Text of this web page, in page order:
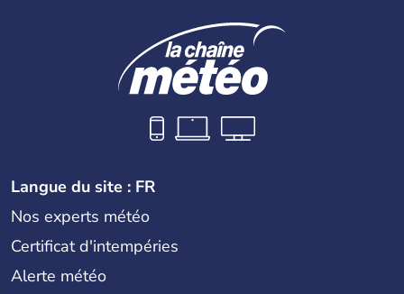
Langue du site : FR
Nos experts météo
Certificat d'intempéries
Alerte météo